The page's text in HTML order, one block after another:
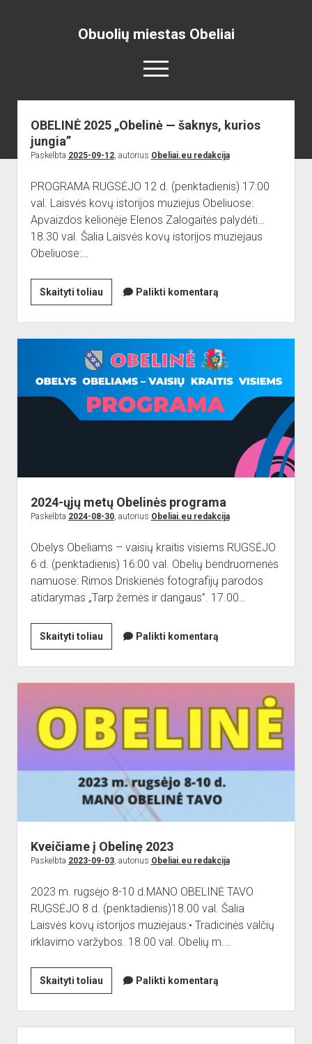
Obuolių miestas Obeliai
open
menu
Pradžia
dropdown
Renginiai
dropdown
Miesto aikštė
Obelių paminklas
ISTORIJA
open
dropdown
menu
Lankytinos vietos
open
dropdown
menu
Bažnyčia
Obelių gimnazija
open
dropdown
menu
Gimnazistų naujienos
Kraštiečių kūryba
dropdown
Bendruomenės
Obelių biblioteka
miestas
Obeliai
Posts
OBELINĖ 2025 „Obelinė — šaknys, kurios
jungia”
Paskelbta 2025-09-12, autorius Obeliai.eu redakcija
PROGRAMA RUGSĖJO 12 d. (penktadienis) 17:00
val. Laisvės kovų istorijos muziejus Obeliuose:
Apvaizdos kelionėje Elenos Zalogaitės palydėti…
18.30 val. Šalia Laisvės kovų istorijos muziejaus
Obeliuose:…
Skaityti toliauOBELINĖ
2025
„Obelinė
—
šaknys,
kurios
Palikti komentarą
2024-ųjų metų Obelinės programa
Paskelbta 2024-08-30, autorius Obeliai.eu redakcija
Obelys Obeliams – vaisių kraitis visiems RUGSĖJO
6 d. (penktadienis) 16:00 val. Obelių bendruomenės
namuose: Rimos Driskienės fotografijų parodos
atidarymas „Tarp žemės ir dangaus”. 17.00…
Skaityti toliau2024-
ųjų
metų
Obelinės
Palikti komentarą
Kveičiame į Obelinę 2023
Paskelbta 2023-09-03, autorius Obeliai.eu redakcija
2023 m. rugsėjo 8-10 d.MANO OBELINĖ TAVO
RUGSĖJO 8 d. (penktadienis)18.00 val. Šalia
Laisvės kovų istorijos muziejaus:• Tradicinės valčių
irklavimo varžybos. 18.00 val. Obelių m.…
Skaityti toliauKveičiame
į
Obelinę
2023
Palikti komentarą